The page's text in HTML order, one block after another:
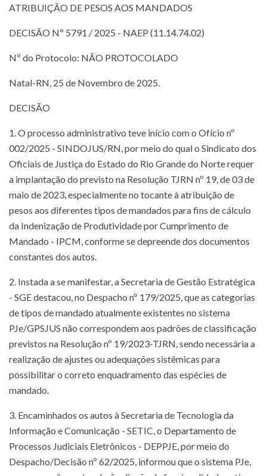
ATRIBUIÇÃO DE PESOS AOS MANDADOS
DECISÃO Nº 5791 / 2025 - NAEP (11.14.74.02)
Nº do Protocolo: NÃO PROTOCOLADO
Natal-RN, 25 de Novembro de 2025.
DECISÃO
1. O processo administrativo teve início com o Ofício nº
002/2025 - SINDOJUS/RN, por meio do qual o Sindicato dos
Oficiais de Justiça do Estado do Rio Grande do Norte requer
a implantação do previsto na Resolução TJRN nº 19, de 03 de
maio de 2023, especialmente no tocante à atribuição de
pesos aos diferentes tipos de mandados para fins de cálculo
da Indenização de Produtividade por Cumprimento de
Mandado - IPCM, conforme se depreende dos documentos
constantes dos autos.
2. Instada a se manifestar, a Secretaria de Gestão Estratégica
- SGE destacou, no Despacho nº 179/2025, que as categorias
de tipos de mandado atualmente existentes no sistema
PJe/GPSJUS não correspondem aos padrões de classificação
previstos na Resolução nº 19/2023-TJRN, sendo necessária a
realização de ajustes ou adequações sistêmicas para
possibilitar o correto enquadramento das espécies de
mandado.
3. Encaminhados os autos à Secretaria de Tecnologia da
Informação e Comunicação - SETIC, o Departamento de
Processos Judiciais Eletrônicos - DEPPJE, por meio do
Despacho/Decisão nº 62/2025, informou que o sistema PJe,